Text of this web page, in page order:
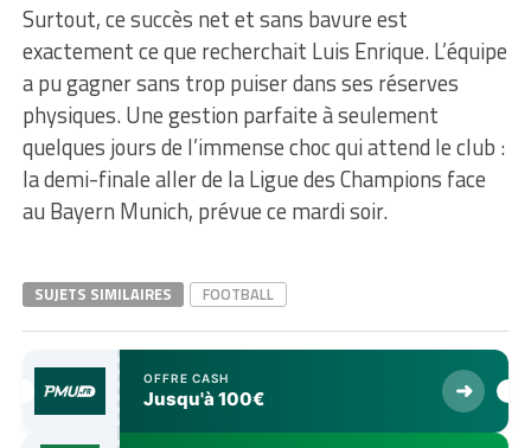
Surtout, ce succès net et sans bavure est
exactement ce que recherchait Luis Enrique. L’équipe
a pu gagner sans trop puiser dans ses réserves
physiques. Une gestion parfaite à seulement
quelques jours de l’immense choc qui attend le club :
la demi-finale aller de la Ligue des Champions face
au Bayern Munich, prévue ce mardi soir.
SUJETS SIMILAIRES FOOTBALL
OFFRE CASH
Jusqu'à 100€ ➜